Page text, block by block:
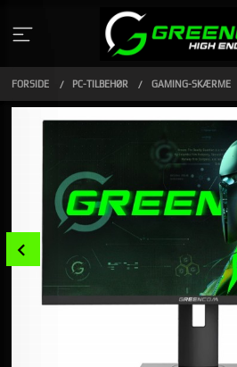
indhold
FORSIDE PC-TILBEHØR GAMING-SKÆRME
Prev